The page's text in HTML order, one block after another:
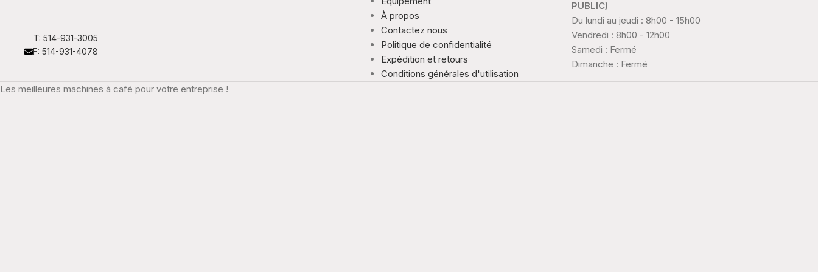
T: 514-931-3005
F: 514-931-4078
À propos
Contactez nous
Politique de confidentialité
Expédition et retours
Conditions générales d'utilisation
PUBLIC)
Du lundi au jeudi : 8h00 - 15h00
Vendredi : 8h00 - 12h00
Samedi : Fermé
Dimanche : Fermé
Les meilleures machines à café pour votre entreprise !